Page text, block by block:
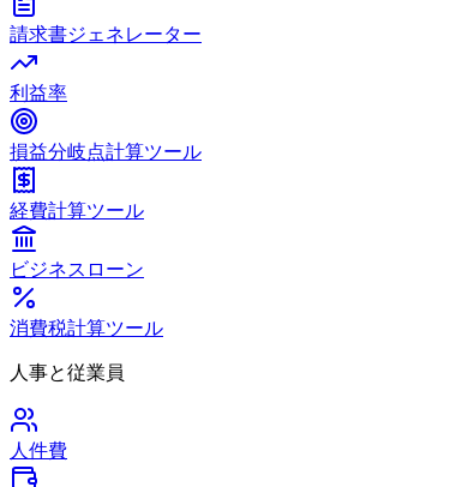
請求書ジェネレーター
利益率
損益分岐点計算ツール
経費計算ツール
ビジネスローン
消費税計算ツール
人事と従業員
人件費